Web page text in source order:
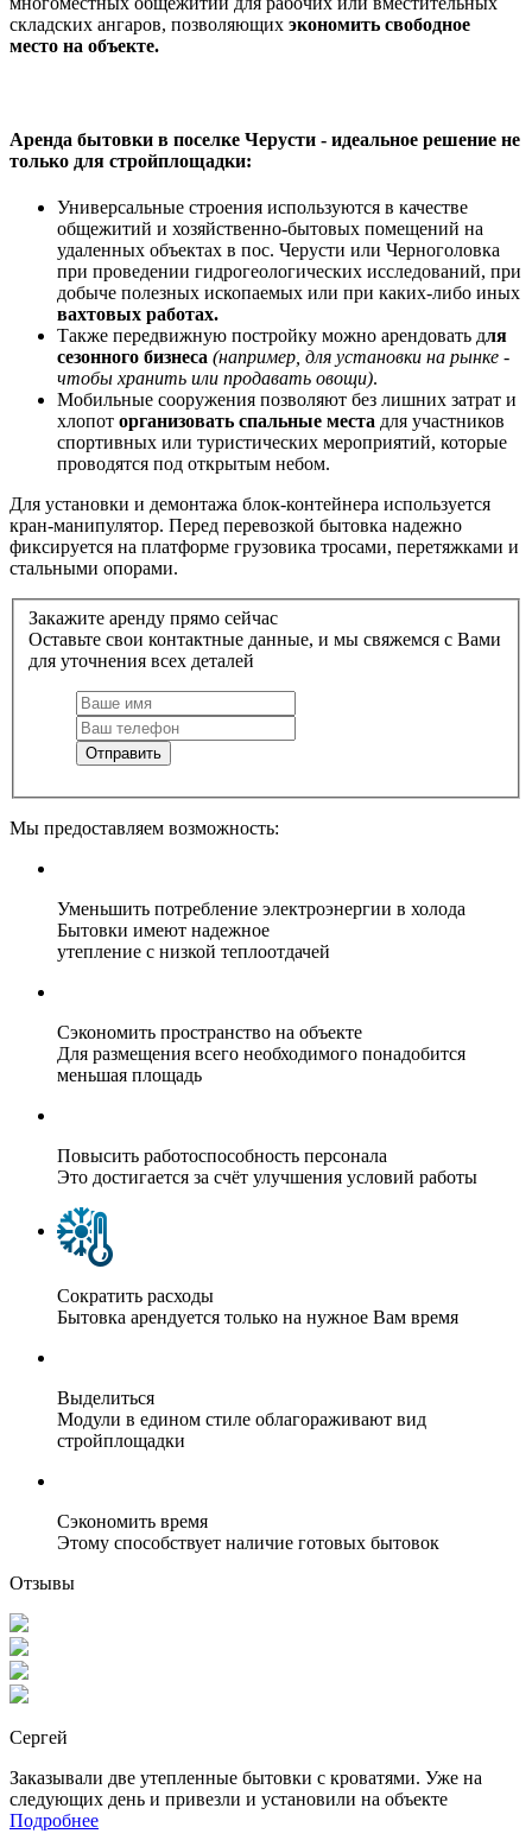
складских ангаров, позволяющих экономить свободное
место на объекте.
Аренда бытовки в поселке Черусти - идеальное решение не
только для стройплощадки:
Универсальные строения используются в качестве
общежитий и хозяйственно-бытовых помещений на
удаленных объектах в пос. Черусти или Черноголовка
при проведении гидрогеологических исследований, при
добыче полезных ископаемых или при каких-либо иных
вахтовых работах.
Также передвижную постройку можно арендовать для
сезонного бизнеса (например, для установки на рынке -
чтобы хранить или продавать овощи).
Мобильные сооружения позволяют без лишних затрат и
хлопот организовать спальные места для участников
спортивных или туристических мероприятий, которые
проводятся под открытым небом.
Для установки и демонтажа блок-контейнера используется
кран-манипулятор. Перед перевозкой бытовка надежно
фиксируется на платформе грузовика тросами, перетяжками и
стальными опорами.
Закажите аренду прямо сейчас
Оставьте свои контактные данные, и мы свяжемся с Вами
для уточнения всех деталей
Отправить
Мы предоставляем возможность:
Уменьшить потребление электроэнергии в холода
Бытовки имеют надежное
утепление с низкой теплоотдачей
Сэкономить пространство на объекте
Для размещения всего необходимого понадобится
меньшая площадь
Повысить работоспособность персонала
Это достигается за счёт улучшения условий работы
Сократить расходы
Бытовка арендуется только на нужное Вам время
Выделиться
Модули в едином стиле облагораживают вид
стройплощадки
Сэкономить время
Этому способствует наличие готовых бытовок
Отзывы
Сергей
Заказывали две утепленные бытовки с кроватями. Уже на
следующих день и привезли и установили на объекте
Подробнее